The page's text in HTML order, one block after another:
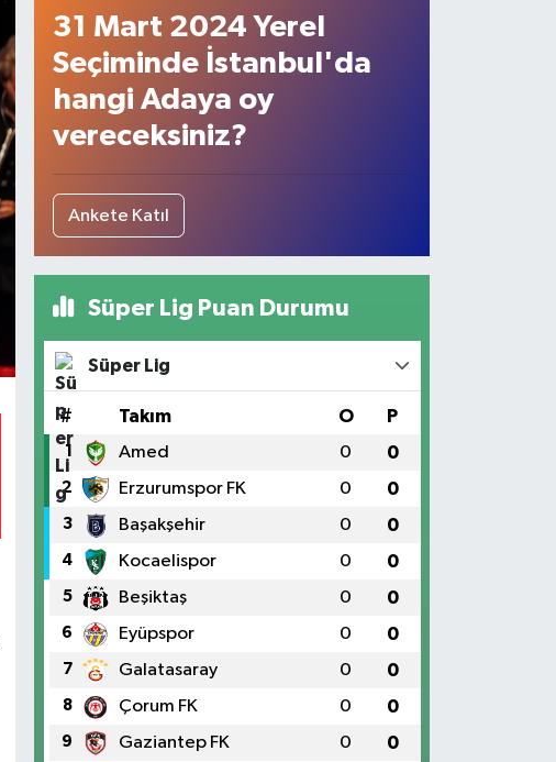
31 Mart 2024 Yerel
Seçiminde İstanbul'da
hangi Adaya oy
vereceksiniz?
Ankete Katıl
Süper Lig Puan Durumu
Süper Lig
# Takım O P
1 Amed 0 0
2 Erzurumspor FK 0 0
3 Başakşehir 0 0
4 Kocaelispor 0 0
5 Beşiktaş 0 0
6 Eyüpspor 0 0
7 Galatasaray 0 0
8 Çorum FK 0 0
9 Gaziantep FK 0 0